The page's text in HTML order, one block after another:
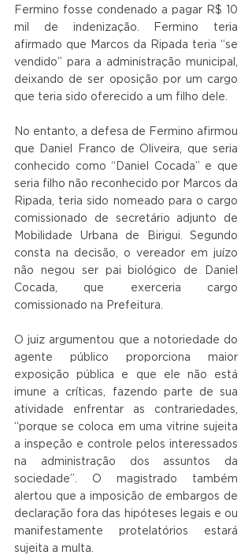
Fermino fosse condenado a pagar R$ 10
mil de indenização. Fermino teria
afirmado que Marcos da Ripada teria “se
vendido” para a administração municipal,
deixando de ser oposição por um cargo
que teria sido oferecido a um filho dele.
No entanto, a defesa de Fermino afirmou
que Daniel Franco de Oliveira, que seria
conhecido como “Daniel Cocada” e que
seria filho não reconhecido por Marcos da
Ripada, teria sido nomeado para o cargo
comissionado de secretário adjunto de
Mobilidade Urbana de Birigui. Segundo
consta na decisão, o vereador em juízo
não negou ser pai biológico de Daniel
Cocada, que exerceria cargo
comissionado na Prefeitura.
O juiz argumentou que a notoriedade do
agente público proporciona maior
exposição pública e que ele não está
imune a críticas, fazendo parte de sua
atividade enfrentar as contrariedades,
“porque se coloca em uma vitrine sujeita
a inspeção e controle pelos interessados
na administração dos assuntos da
sociedade”. O magistrado também
alertou que a imposição de embargos de
declaração fora das hipóteses legais e ou
manifestamente protelatórios estará
sujeita a multa.